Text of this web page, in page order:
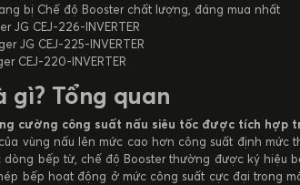
bị Chế độ Booster chất lượng, đáng mua nhất
JG CEJ-226-INVERTER
JG CEJ-225-INVERTER
CEJ-220-INVERTER
gì? Tổng quan
cường công suất nấu siêu tốc được tích hợp
vùng nấu lên mức cao hơn công suất định
bếp từ, chế độ Booster thường được ký hiệu
bếp hoạt động ở mức công suất cực đại trong